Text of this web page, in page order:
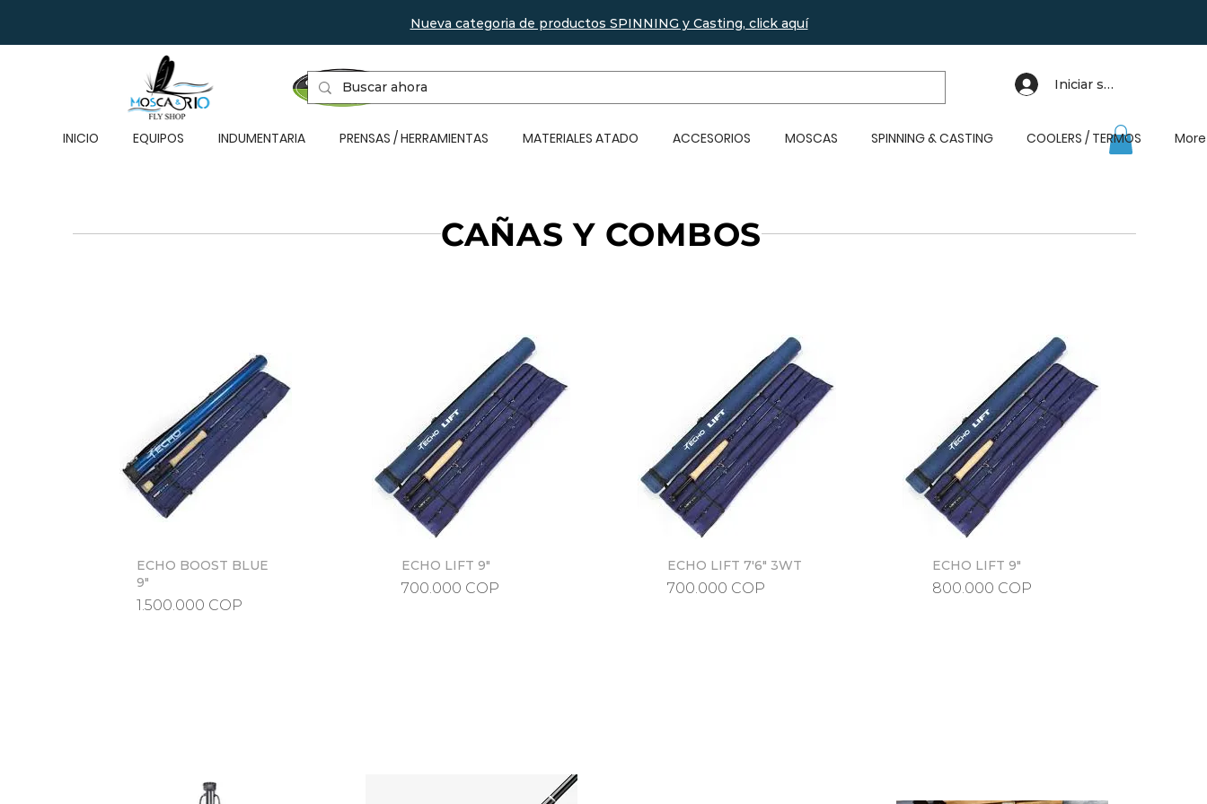
Nueva categoria de productos SPINNING y Casting, click aquí
Iniciar sesión
INICIO EQUIPOS INDUMENTARIA PRENSAS / HERRAMIENTAS MATERIALES ATADO ACCESORIOS MOSCAS SPINNING & CASTING COOLERS / TERMOS More
CAÑAS Y COMBOS
Vista rápida
ECHO BOOST BLUE
9"
Precio
1.500.000 COP
Vista rápida
ECHO LIFT 9"
Precio
700.000 COP
Vista rápida
ECHO LIFT 7'6" 3WT
Precio
700.000 COP
Vista rápida
ECHO LIFT 9"
Precio
800.000 COP